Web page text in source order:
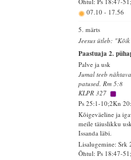
07.10- 17.56
5. märts
Jeesus ütleb:
Paastuaja 2.
Palve ja usk
Jumal teeb
patused. Rm 5:8
KLPR 327
Ps 25:1-10;2Kn
Kõigeväeline ja
meile täiuslikku
Issanda läbi.
Lisalugemine: Srk
Õhtul: Ps 18:47-